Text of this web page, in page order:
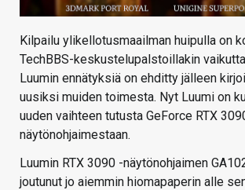
Kilpailu ylikellotusmaailman huipulla on
TechBBS-keskustelupalstoillakin
Luumin ennätyksiä on ehditty jälleen
uusiksi muiden toimesta. Nyt Luumi on
uuden vaihteen tutusta GeForce RTX
näytönohjaimestaan.
Luumin RTX 3090 -näytönohjaimen
joutunut jo aiemmin hiomapaperin alle